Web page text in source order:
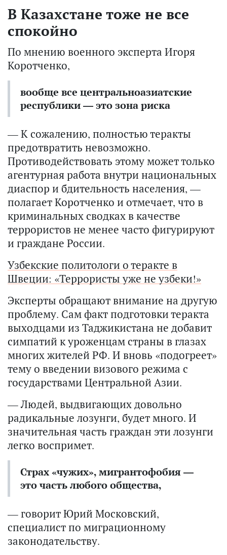
В Казахстане тоже не все
спокойно
По мнению военного эксперта Игоря
Коротченко,
вообще все центральноазиатские
республики — это зона риска
— К сожалению, полностью теракты
предотвратить невозможно.
Противодействовать этому может только
агентурная работа внутри национальных
диаспор и бдительность населения, —
полагает Коротченко и отмечает, что в
криминальных сводках в качестве
террористов не менее часто фигурируют
и граждане России.
Узбекские политологи о теракте в
Швеции: «Террористы уже не узбеки!»
Эксперты обращают внимание на другую
проблему. Сам факт подготовки теракта
выходцами из Таджикистана не добавит
симпатий к уроженцам страны в глазах
многих жителей РФ. И вновь «подогреет»
тему о введении визового режима с
государствами Центральной Азии.
— Людей, выдвигающих довольно
радикальные лозунги, будет много. И
значительная часть граждан эти лозунги
легко воспримет.
Страх «чужих», мигрантофобия —
это часть любого общества,
— говорит Юрий Московский,
специалист по миграционному
законодательству.